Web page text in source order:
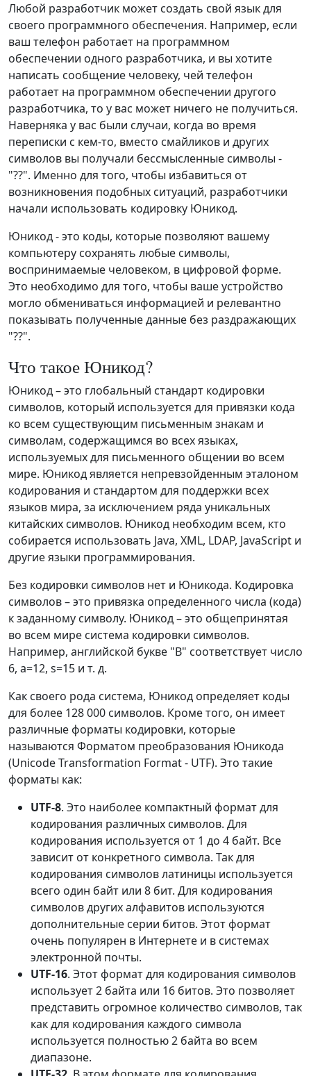
Любой разработчик может создать свой язык для
своего программного обеспечения. Например, если
ваш телефон работает на программном
обеспечении одного разработчика, и вы хотите
написать сообщение человеку, чей телефон
работает на программном обеспечении другого
разработчика, то у вас может ничего не получиться.
Наверняка у вас были случаи, когда во время
переписки с кем-то, вместо смайликов и других
символов вы получали бессмысленные символы -
"??". Именно для того, чтобы избавиться от
возникновения подобных ситуаций, разработчики
начали использовать кодировку Юникод.
Юникод - это коды, которые позволяют вашему
компьютеру сохранять любые символы,
воспринимаемые человеком, в цифровой форме.
Это необходимо для того, чтобы ваше устройство
могло обмениваться информацией и релевантно
показывать полученные данные без раздражающих
"??".
Что такое Юникод?
Юникод – это глобальный стандарт кодировки
символов, который используется для привязки кода
ко всем существующим письменным знакам и
символам, содержащимся во всех языках,
используемых для письменного общении во всем
мире. Юникод является непревзойденным эталоном
кодирования и стандартом для поддержки всех
языков мира, за исключением ряда уникальных
китайских символов. Юникод необходим всем, кто
собирается использовать Java, XML, LDAP, JavaScript и
другие языки программирования.
Без кодировки символов нет и Юникода. Кодировка
символов – это привязка определенного числа (кода)
к заданному символу. Юникод – это общепринятая
во всем мире система кодировки символов.
Например, английской букве "B" соответствует число
6, a=12, s=15 и т. д.
Как своего рода система, Юникод определяет коды
для более 128 000 символов. Кроме того, он имеет
различные форматы кодировки, которые
называются Форматом преобразования Юникода
(Unicode Transformation Format - UTF). Это такие
форматы как:
UTF-8. Это наиболее компактный формат для
кодирования различных символов. Для
кодирования используется от 1 до 4 байт. Все
зависит от конкретного символа. Так для
кодирования символов латиницы используется
всего один байт или 8 бит. Для кодирования
символов других алфавитов используются
дополнительные серии битов. Этот формат
очень популярен в Интернете и в системах
электронной почты.
UTF-16. Этот формат для кодирования символов
использует 2 байта или 16 битов. Это позволяет
представить огромное количество символов, так
как для кодирования каждого символа
используется полностью 2 байта во всем
диапазоне.